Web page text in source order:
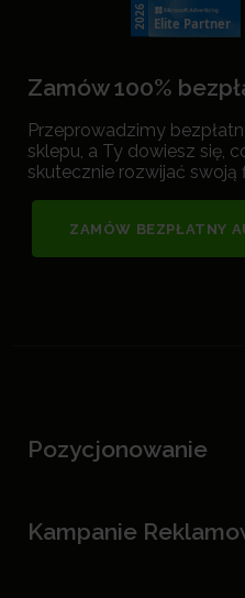
Zamów 100%
Przeprowadzimy
sklepu, a Ty dowiesz się,
skutecznie rozwijać swoją
ZAMÓW BEZPŁATNY
Pozycjonowanie
Kampanie